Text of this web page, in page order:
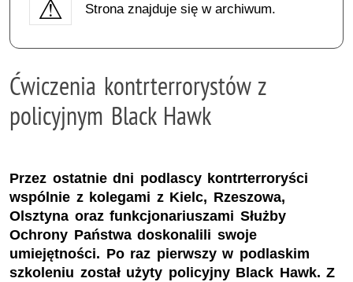
Strona znajduje się w archiwum.
Ćwiczenia kontrterrorystów z
policyjnym Black Hawk
Przez ostatnie dni podlascy kontrterroryści
wspólnie z kolegami z Kielc, Rzeszowa,
Olsztyna oraz funkcjonariuszami Służby
Ochrony Państwa doskonalili swoje
umiejętności. Po raz pierwszy w podlaskim
szkoleniu został użyty policyjny Black Hawk. Z